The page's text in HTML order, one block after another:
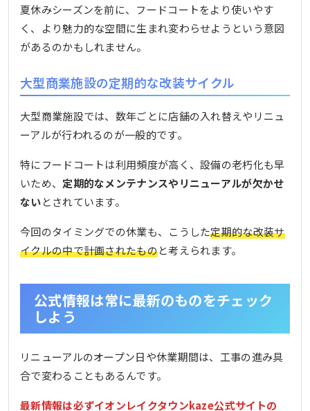
夏休みシーズンを前に、フードコートをより使いやす
く、より魅力的な空間に生まれ変わらせようという意図
があるのかもしれません。
大型商業施設の定期的な改装サイクル
大型商業施設では、数年ごとに店舗の入れ替えやリニュ
ーアルが行われるのが一般的です。
特にフードコートは利用頻度が高く、設備の老朽化も早
いため、 定期的なメンテナンスやリニューアルが欠かせ
ないとされています。
今回のタイミングでの休業も、こうした定期的な改装サ
イクルの中で計画されたものと考えられます。
公式情報は常に最新のものをチェック
しよう
リニューアルのオープン日や休業期間は、工事の進み具
合で変わることもあるんです。
最新情報は必ずイオンレイクタウンkaze公式サイトの